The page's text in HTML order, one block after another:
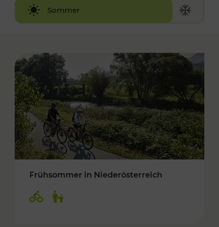
Sommer
Winter
Frühsommer in Niederösterreich